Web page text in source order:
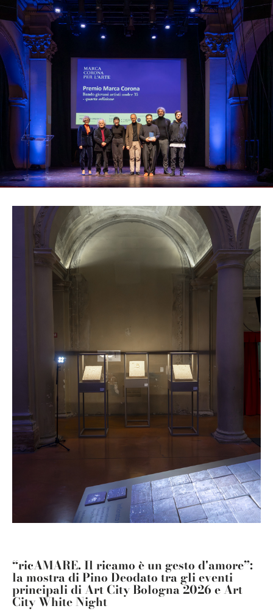
provide social media features and to analyse our traffic.
We also share information about your use of our site with
our social media, advertising and analytics partners who
may combine it with other information that you’ve
provided to them or that they’ve collected from your use
of their services.
“ricAMARE. Il ricamo è un gesto d'amore”:
la mostra di Pino Deodato tra gli eventi
principali di Art City Bologna 2026 e Art
City White Night